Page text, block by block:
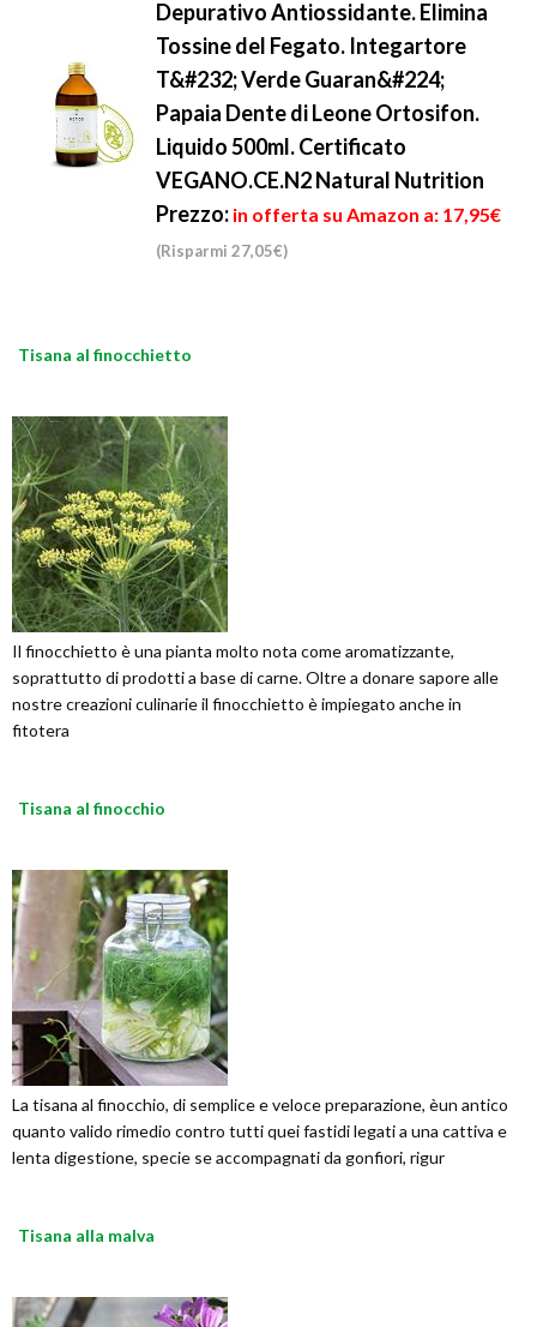
Depurativo Antiossidante. Elimina
Tossine del Fegato. Integartore
T&#232; Verde Guaran&#224;
Papaia Dente di Leone Ortosifon.
Liquido 500ml. Certificato
VEGANO.CE.N2 Natural Nutrition
Prezzo: in offerta su Amazon a: 17,95€
(Risparmi 27,05€)
Tisana al finocchietto
Il finocchietto è una pianta molto nota come aromatizzante,
soprattutto di prodotti a base di carne. Oltre a donare sapore alle
nostre creazioni culinarie il finocchietto è impiegato anche in
fitotera
Tisana al finocchio
La tisana al finocchio, di semplice e veloce preparazione, èun antico
quanto valido rimedio contro tutti quei fastidi legati a una cattiva e
lenta digestione, specie se accompagnati da gonfiori, rigur
Tisana alla malva